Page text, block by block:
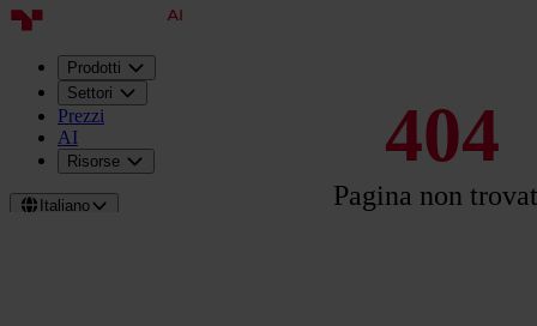
Prodotti
Settori
Prezzi
AI
Risorse
Italiano
404
Pagina non